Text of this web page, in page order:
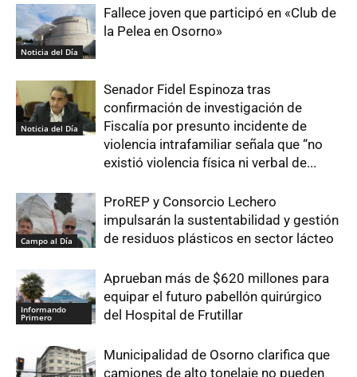
Noticia del Día
Fallece joven que participó en «Club de
la Pelea en Osorno»
Noticia del Día
Senador Fidel Espinoza tras
confirmación de investigación de
Fiscalía por presunto incidente de
violencia intrafamiliar señala que “no
existió violencia física ni verbal de...
Campo al Día
ProREP y Consorcio Lechero
impulsarán la sustentabilidad y gestión
de residuos plásticos en sector lácteo
Informando
Primero
Aprueban más de $620 millones para
equipar el futuro pabellón quirúrgico
del Hospital de Frutillar
Municipalidad de Osorno clarifica que
camiones de alto tonelaje no pueden